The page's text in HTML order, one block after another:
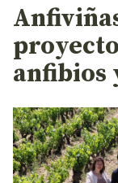
anfibios